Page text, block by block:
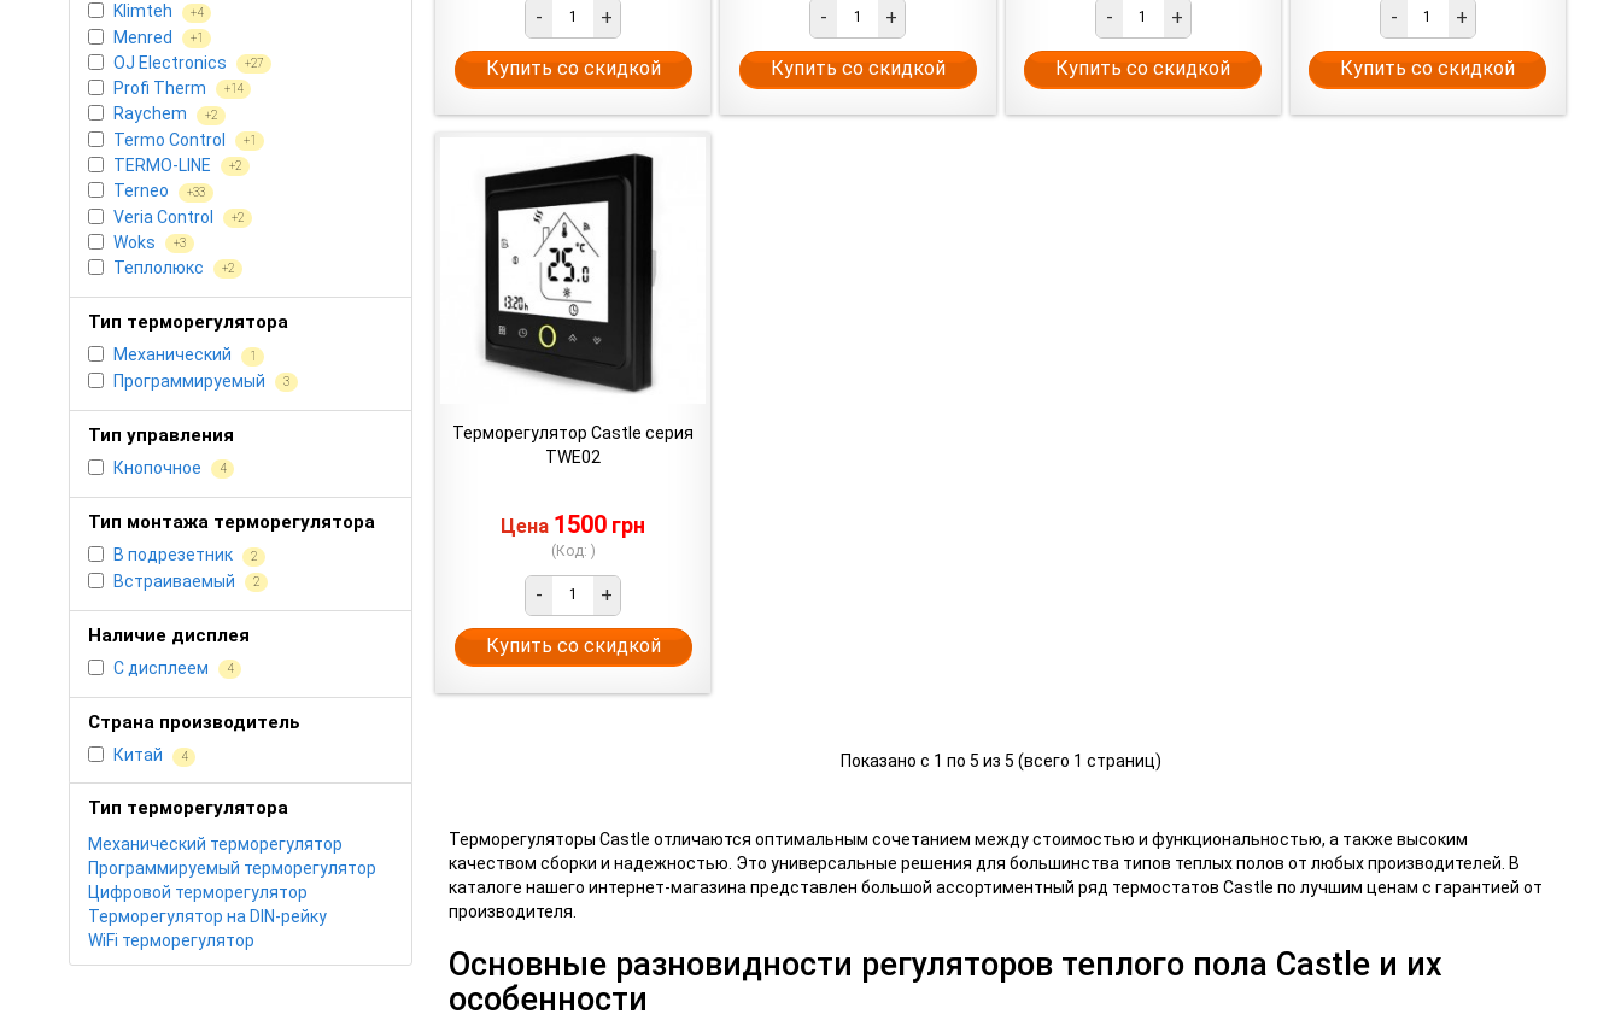
Klimteh +4
Menred +1
OJ Electronics +27
Profi Therm +14
Raychem +2
Termo Control +1
TERMO-LINE +2
Terneo +33
Veria Control +2
Woks +3
Теплолюкс +2
Тип терморегулятора
Механический 1
Программируемый 3
Тип управления
Кнопочное 4
Тип монтажа терморегулятора
В подрезетник 2
Встраиваемый 2
Наличие дисплея
С дисплеем 4
Страна производитель
Китай 4
Тип терморегулятора
Механический терморегулятор
Программируемый терморегулятор
Цифровой терморегулятор
Терморегулятор на DIN-рейку
WiFi терморегулятор
- +
Купить со скидкой
- +
Купить со скидкой
- +
Купить со скидкой
- +
Купить со скидкой
Терморегулятор Castle серия
TWE02
Цена 1500 грн
(Код: )
- +
Купить со скидкой
Показано с 1 по 5 из 5 (всего 1 страниц)
Терморегуляторы Castle отличаются оптимальным сочетанием между стоимостью и функциональностью, а также высоким
качеством сборки и надежностью. Это универсальные решения для большинства типов теплых полов от любых производителей. В
каталоге нашего интернет-магазина представлен большой ассортиментный ряд термостатов Castle по лучшим ценам с гарантией от
производителя.
Основные разновидности регуляторов теплого пола Castle и их
особенности